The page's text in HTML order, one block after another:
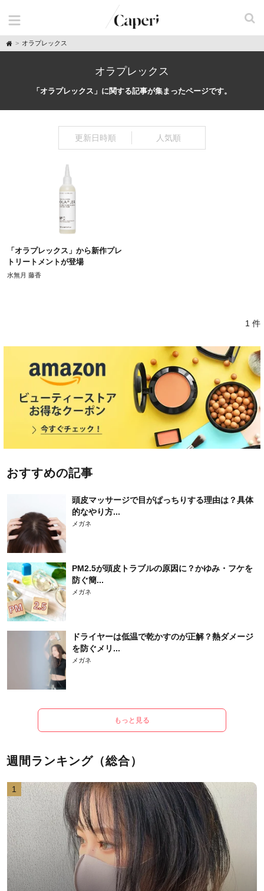
H
o
オラプレックス
オラプレックス
「オラプレックス」に関する記事が集まったページです。
更新日時順 人気順
「オラプレックス」から新作プレ
トリートメントが登場
水無月 藤香
1 件
おすすめの記事
頭皮マッサージで目がぱっちりする理由は？具体
的なやり方...
メガネ
PM2.5が頭皮トラブルの原因に？かゆみ・フケを
防ぐ簡...
メガネ
ドライヤーは低温で乾かすのが正解？熱ダメージ
を防ぐメリ...
メガネ
もっと見る
週間ランキング（総合）
1